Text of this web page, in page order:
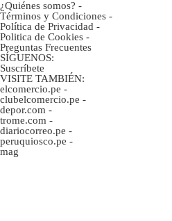
¿Quiénes somos? -
Términos y Condiciones -
Política de Privacidad -
Politica de Cookies -
Preguntas Frecuentes
SÍGUENOS:
Suscríbete
VISITE TAMBIÉN:
elcomercio.pe -
clubelcomercio.pe -
depor.com -
trome.com -
diariocorreo.pe -
peruquiosco.pe -
mag